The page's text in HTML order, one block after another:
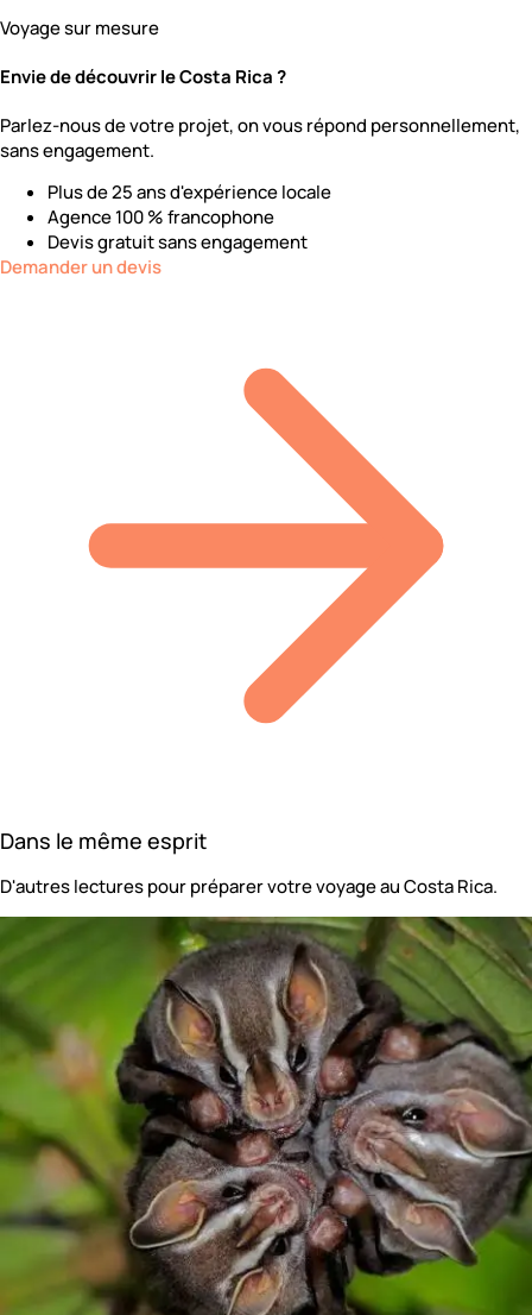
Voyage sur mesure
Envie de découvrir le Costa Rica ?
Parlez-nous de votre projet, on vous répond personnellement,
sans engagement.
Plus de 25 ans d'expérience locale
Agence 100 % francophone
Devis gratuit sans engagement
Demander un devis
Dans le même esprit
D'autres lectures pour préparer votre voyage au Costa Rica.